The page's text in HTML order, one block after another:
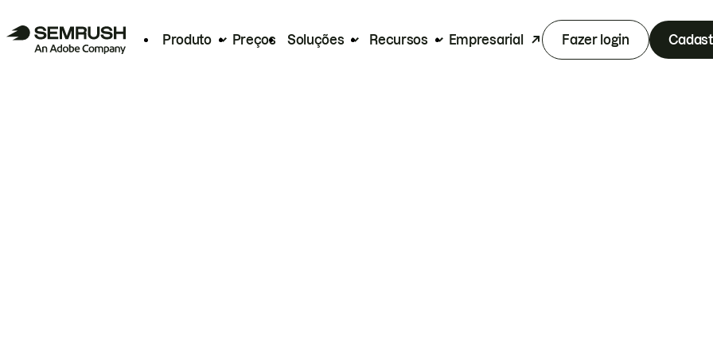
Produto Preços Soluções Recursos Empresarial Fazer login